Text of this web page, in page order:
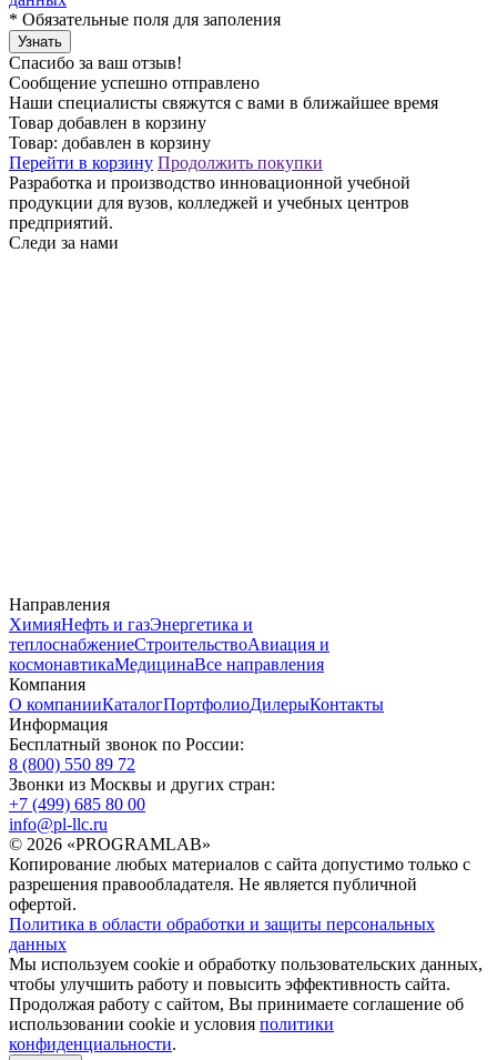
* Обязательные поля для заполения
Узнать
Спасибо за ваш отзыв!
Сообщение успешно отправлено
Наши специалисты свяжутся с вами в ближайшее время
Товар добавлен в корзину
Товар: добавлен в корзину
Перейти в корзину Продолжить покупки
Разработка и производство инновационной учебной
продукции для вузов, колледжей и учебных центров
предприятий.
Следи за нами
Направления
ХимияНефть и газЭнергетика и
теплоснабжениеСтроительствоАвиация и
космонавтикаМедицинаВсе направления
Компания
О компанииКаталогПортфолиоДилерыКонтакты
Информация
Бесплатный звонок по России:
8 (800) 550 89 72
Звонки из Москвы и других стран:
+7 (499) 685 80 00
info@pl-llc.ru
© 2026 «PROGRAMLAB»
Копирование любых материалов с сайта допустимо только с
разрешения правообладателя. Не является публичной
офертой.
Политика в области обработки и защиты персональных
данных
Мы используем cookie и обработку пользовательских данных,
чтобы улучшить работу и повысить эффективность сайта.
Продолжая работу с сайтом, Вы принимаете соглашение об
использовании cookie и условия политики
конфиденциальности.